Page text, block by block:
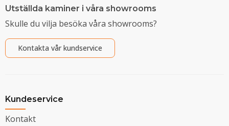
Utställda kaminer i våra showrooms
Skulle du vilja besöka våra showrooms?
Kontakta vår kundservice
Kundeservice
Kontakt